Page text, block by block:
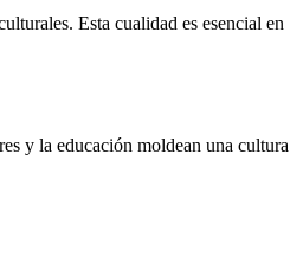
Esta cualidad es esencial en
y la educación moldean una cultura